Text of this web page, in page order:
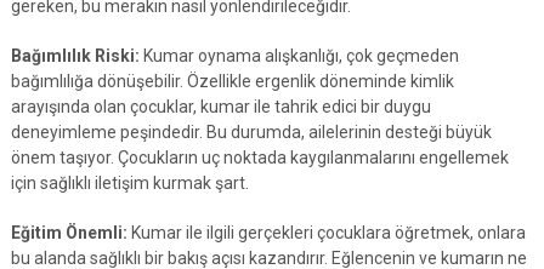
gereken, bu merakın nasıl yönlendirileceğidir.
Bağımlılık Riski: Kumar oynama alışkanlığı, çok geçmeden
bağımlılığa dönüşebilir. Özellikle ergenlik döneminde kimlik
arayışında olan çocuklar, kumar ile tahrik edici bir duygu
deneyimleme peşindedir. Bu durumda, ailelerinin desteği büyük
önem taşıyor. Çocukların uç noktada kaygılanmalarını engellemek
için sağlıklı iletişim kurmak şart.
Eğitim Önemli: Kumar ile ilgili gerçekleri çocuklara öğretmek, onlara
bu alanda sağlıklı bir bakış açısı kazandırır. Eğlencenin ve kumarın ne